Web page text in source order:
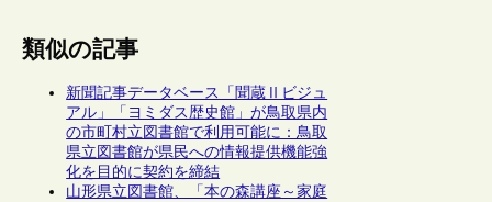
類似の記事
新聞記事データベース「聞蔵Ⅱビジュ
アル」「ヨミダス歴史館」が鳥取県内
の市町村立図書館で利用可能に：鳥取
県立図書館が県民への情報提供機能強
化を目的に契約を締結
山形県立図書館、「本の森講座～家庭